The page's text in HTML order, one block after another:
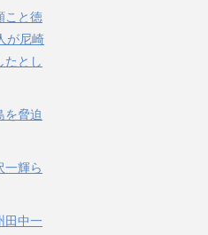
こと徳
が尼崎
たとし
を脅迫
一輝ら
田中一